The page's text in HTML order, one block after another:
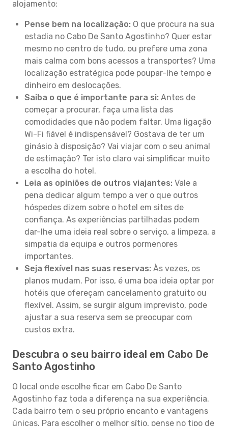
alojamento:
Pense bem na localização: O que procura na sua
estadia no Cabo De Santo Agostinho? Quer estar
mesmo no centro de tudo, ou prefere uma zona
mais calma com bons acessos a transportes? Uma
localização estratégica pode poupar-lhe tempo e
dinheiro em deslocações.
Saiba o que é importante para si: Antes de
começar a procurar, faça uma lista das
comodidades que não podem faltar. Uma ligação
Wi-Fi fiável é indispensável? Gostava de ter um
ginásio à disposição? Vai viajar com o seu animal
de estimação? Ter isto claro vai simplificar muito
a escolha do hotel.
Leia as opiniões de outros viajantes: Vale a
pena dedicar algum tempo a ver o que outros
hóspedes dizem sobre o hotel em sites de
confiança. As experiências partilhadas podem
dar-lhe uma ideia real sobre o serviço, a limpeza, a
simpatia da equipa e outros pormenores
importantes.
Seja flexível nas suas reservas: Às vezes, os
planos mudam. Por isso, é uma boa ideia optar por
hotéis que ofereçam cancelamento gratuito ou
flexível. Assim, se surgir algum imprevisto, pode
ajustar a sua reserva sem se preocupar com
custos extra.
Descubra o seu bairro ideal em Cabo De
Santo Agostinho
O local onde escolhe ficar em Cabo De Santo
Agostinho faz toda a diferença na sua experiência.
Cada bairro tem o seu próprio encanto e vantagens
únicas. Para escolher o melhor sítio, pense no tipo de